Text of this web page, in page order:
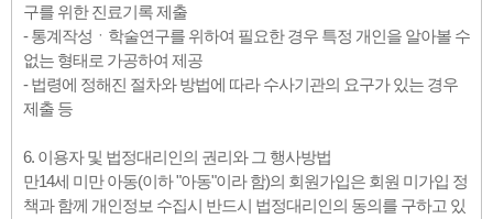
구를 위한 진료기록 제출
- 통계작성ㆍ학술연구를 위하여 필요한 경우 특정 개인을 알아볼 수
없는 형태로 가공하여 제공
- 법령에 정해진 절차와 방법에 따라 수사기관의 요구가 있는 경우
제출 등
6. 이용자 및 법정대리인의 권리와 그 행사방법
만14세 미만 아동(이하 "아동"이라 함)의 회원가입은 회원 미가입 정
책과 함께 개인정보 수집시 반드시 법정대리인의 동의를 구하고 있